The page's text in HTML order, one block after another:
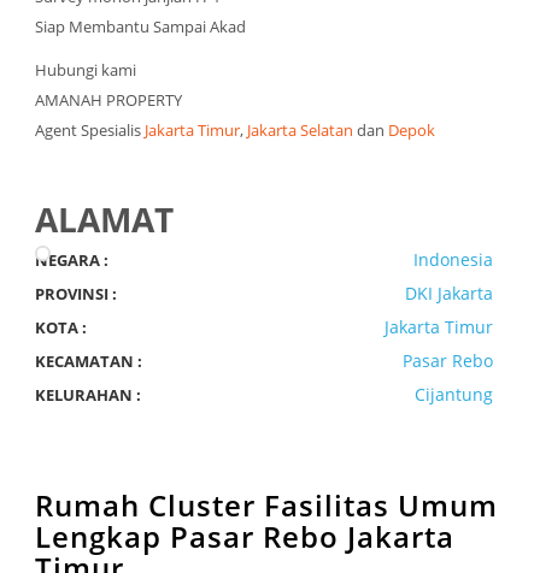
Siap Membantu Sampai Akad
Hubungi kami
AMANAH PROPERTY
Agent Spesialis Jakarta Timur, Jakarta Selatan dan Depok
ALAMAT
NEGARA : Indonesia
PROVINSI : DKI Jakarta
KOTA : Jakarta Timur
KECAMATAN : Pasar Rebo
KELURAHAN : Cijantung
Rumah Cluster Fasilitas Umum
Lengkap Pasar Rebo Jakarta